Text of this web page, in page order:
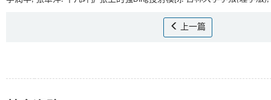
上一篇